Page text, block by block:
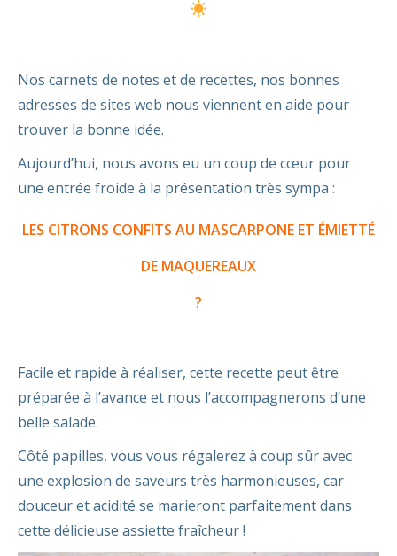
Nos carnets de notes et de recettes, nos bonnes
adresses de sites web nous viennent en aide pour
trouver la bonne idée.
Aujourd’hui, nous avons eu un coup de cœur pour
une entrée froide à la présentation très sympa :
LES CITRONS CONFITS AU MASCARPONE ET ÉMIETTÉ
DE MAQUEREAUX
?
Facile et rapide à réaliser, cette recette peut être
préparée à l’avance et nous l’accompagnerons d’une
belle salade.
Côté papilles, vous vous régalerez à coup sûr avec
une explosion de saveurs très harmonieuses, car
douceur et acidité se marieront parfaitement dans
cette délicieuse assiette fraîcheur !